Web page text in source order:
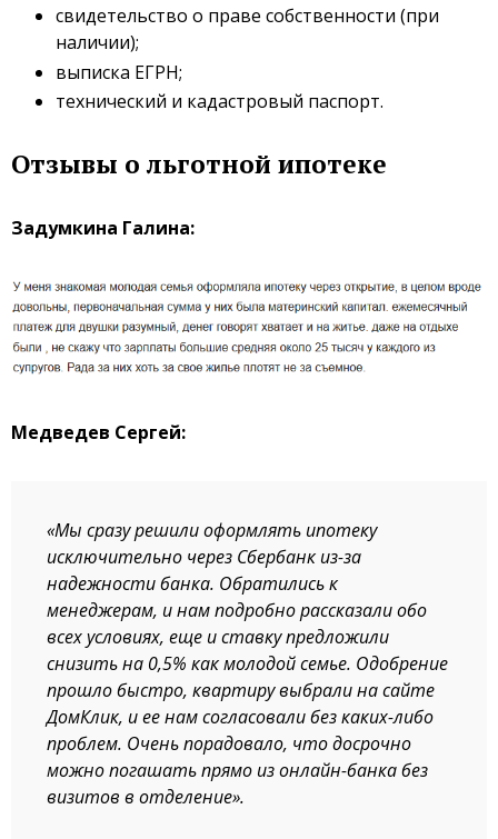
свидетельство о праве собственности (при
наличии);
выписка ЕГРН;
технический и кадастровый паспорт.
Отзывы о льготной ипотеке
Задумкина Галина:
Медведев Сергей:
«Мы сразу решили оформлять ипотеку
исключительно через Сбербанк из-за
надежности банка. Обратились к
менеджерам, и нам подробно рассказали обо
всех условиях, еще и ставку предложили
снизить на 0,5% как молодой семье. Одобрение
прошло быстро, квартиру выбрали на сайте
ДомКлик, и ее нам согласовали без каких-либо
проблем. Очень порадовало, что досрочно
можно погашать прямо из онлайн-банка без
визитов в отделение».